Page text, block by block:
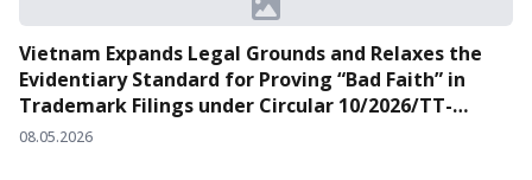
Vietnam Expands Legal Grounds and Relaxes the
Evidentiary Standard for Proving “Bad Faith” in
Trademark Filings under Circular 10/2026/TT-
BKHCN
08.05.2026